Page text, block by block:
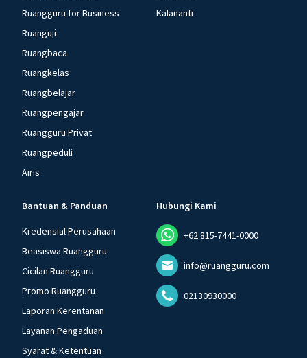
Ruangguru for Business
Ruanguji
Ruangbaca
Ruangkelas
Ruangbelajar
Ruangpengajar
Ruangguru Privat
Ruangpeduli
Airis
Kalananti
Bantuan & Panduan
Kredensial Perusahaan
Beasiswa Ruangguru
Cicilan Ruangguru
Promo Ruangguru
Laporan Kerentanan
Layanan Pengaduan
Syarat & Ketentuan
Hubungi Kami
+62 815-7441-0000
info@ruangguru.com
02130930000